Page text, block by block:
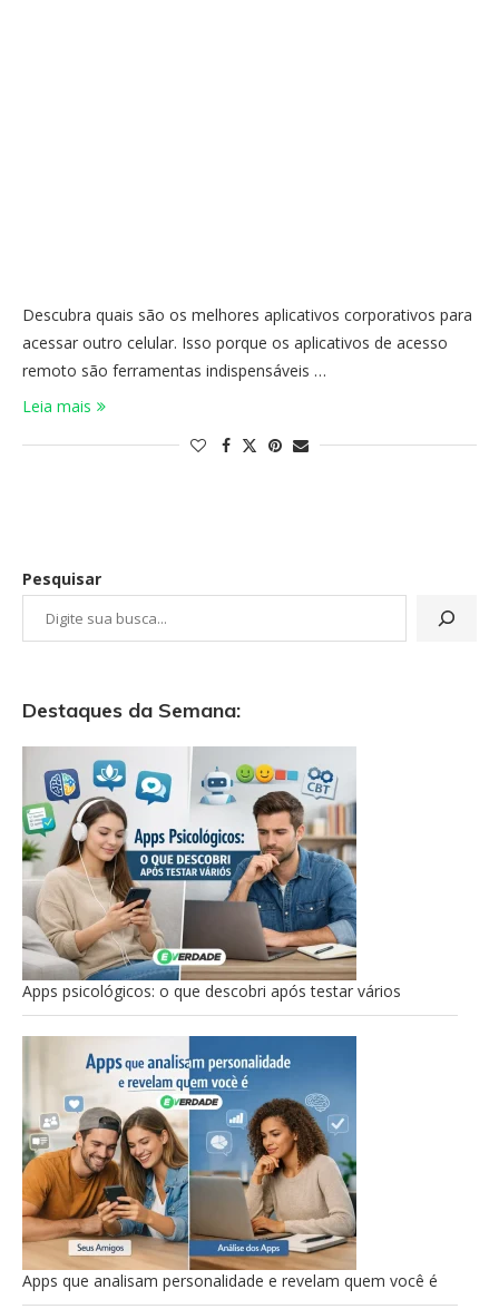
Descubra quais são os melhores aplicativos corporativos para
acessar outro celular. Isso porque os aplicativos de acesso
remoto são ferramentas indispensáveis …
Leia mais
Pesquisar
Destaques da Semana:
Apps psicológicos: o que descobri após testar vários
Apps que analisam personalidade e revelam quem você é